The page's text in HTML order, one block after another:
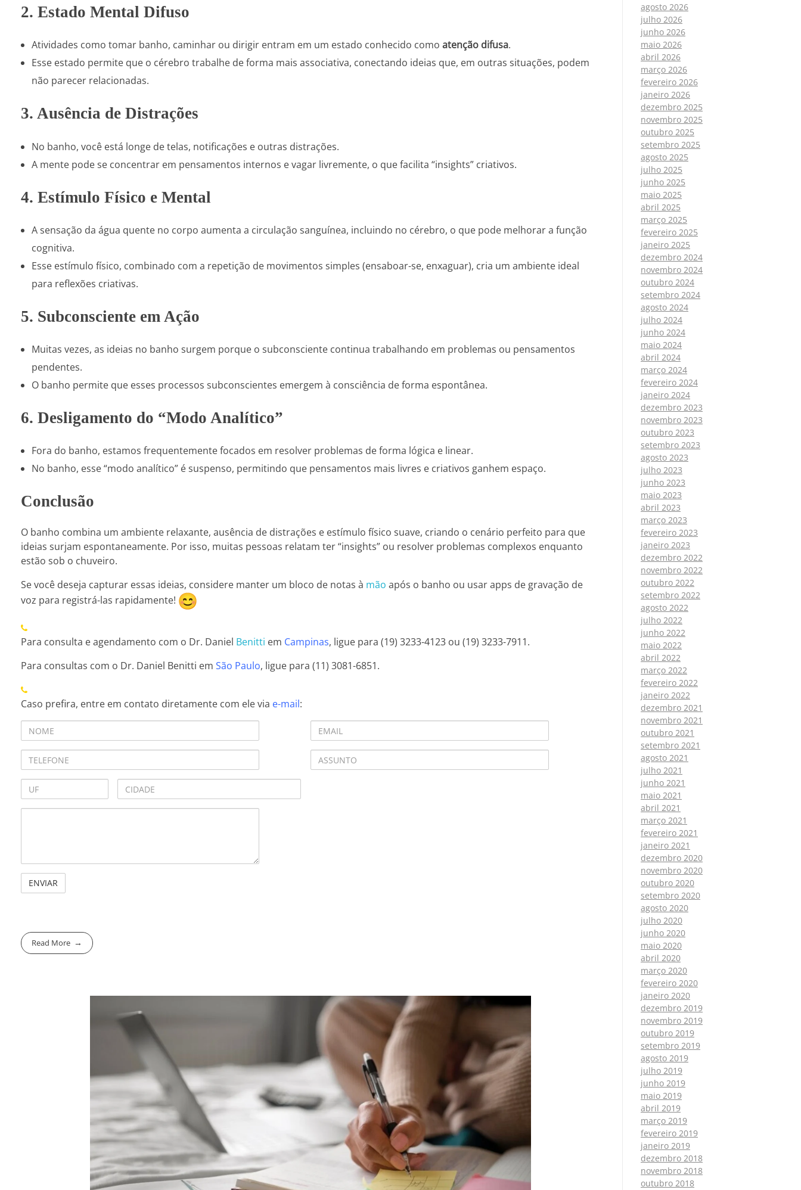
2. Estado Mental Difuso
Atividades como tomar banho, caminhar ou dirigir entram em um estado conhecido como atenção difusa.
Esse estado permite que o cérebro trabalhe de forma mais associativa, conectando ideias que, em outras situações, podem
não parecer relacionadas.
3. Ausência de Distrações
No banho, você está longe de telas, notificações e outras distrações.
A mente pode se concentrar em pensamentos internos e vagar livremente, o que facilita “insights” criativos.
4. Estímulo Físico e Mental
A sensação da água quente no corpo aumenta a circulação sanguínea, incluindo no cérebro, o que pode melhorar a função
cognitiva.
Esse estímulo físico, combinado com a repetição de movimentos simples (ensaboar-se, enxaguar), cria um ambiente ideal
para reflexões criativas.
5. Subconsciente em Ação
Muitas vezes, as ideias no banho surgem porque o subconsciente continua trabalhando em problemas ou pensamentos
pendentes.
O banho permite que esses processos subconscientes emergem à consciência de forma espontânea.
6. Desligamento do “Modo Analítico”
Fora do banho, estamos frequentemente focados em resolver problemas de forma lógica e linear.
No banho, esse “modo analítico” é suspenso, permitindo que pensamentos mais livres e criativos ganhem espaço.
Conclusão
O banho combina um ambiente relaxante, ausência de distrações e estímulo físico suave, criando o cenário perfeito para que
ideias surjam espontaneamente. Por isso, muitas pessoas relatam ter “insights” ou resolver problemas complexos enquanto
estão sob o chuveiro.
Se você deseja capturar essas ideias, considere manter um bloco de notas à mão após o banho ou usar apps de gravação de
voz para registrá-las rapidamente!
Para consulta e agendamento com o Dr. Daniel Benitti em Campinas, ligue para (19) 3233-4123 ou (19) 3233-7911.
Para consultas com o Dr. Daniel Benitti em São Paulo, ligue para (11) 3081-6851.
Caso prefira, entre em contato diretamente com ele via e-mail:
Read More
agosto 2026
julho 2026
junho 2026
maio 2026
abril 2026
março 2026
fevereiro 2026
janeiro 2026
dezembro 2025
novembro 2025
outubro 2025
setembro 2025
agosto 2025
julho 2025
junho 2025
maio 2025
abril 2025
março 2025
fevereiro 2025
janeiro 2025
dezembro 2024
novembro 2024
outubro 2024
setembro 2024
agosto 2024
julho 2024
junho 2024
maio 2024
abril 2024
março 2024
fevereiro 2024
janeiro 2024
dezembro 2023
novembro 2023
outubro 2023
setembro 2023
agosto 2023
julho 2023
junho 2023
maio 2023
abril 2023
março 2023
fevereiro 2023
janeiro 2023
dezembro 2022
novembro 2022
outubro 2022
setembro 2022
agosto 2022
julho 2022
junho 2022
maio 2022
abril 2022
março 2022
fevereiro 2022
janeiro 2022
dezembro 2021
novembro 2021
outubro 2021
setembro 2021
agosto 2021
julho 2021
junho 2021
maio 2021
abril 2021
março 2021
fevereiro 2021
janeiro 2021
dezembro 2020
novembro 2020
outubro 2020
setembro 2020
agosto 2020
julho 2020
junho 2020
maio 2020
abril 2020
março 2020
fevereiro 2020
janeiro 2020
dezembro 2019
novembro 2019
outubro 2019
setembro 2019
agosto 2019
julho 2019
junho 2019
maio 2019
abril 2019
março 2019
fevereiro 2019
janeiro 2019
dezembro 2018
novembro 2018
outubro 2018